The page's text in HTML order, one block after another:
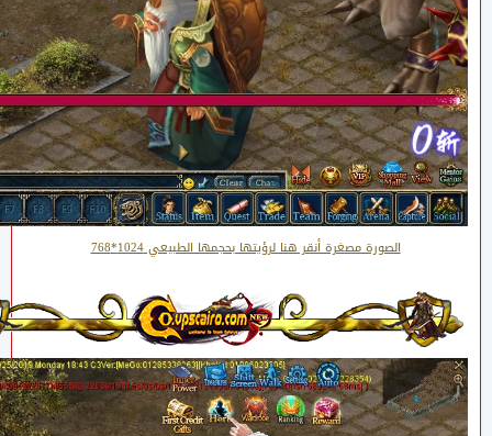
الصورة مصغرة أنقر هنا لرؤيتها بحجمها الطبيعي 1024*768